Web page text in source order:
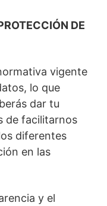
DE
vigente
lo que
dar tu
de facilitarnos
diferentes
en las
y el